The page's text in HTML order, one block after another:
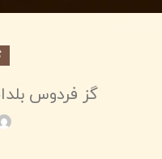
گز فردوس